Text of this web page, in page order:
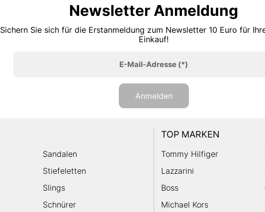
Newsletter Anmeldung
Sichern Sie sich für die Erstanmeldung zum Newsletter 10 Euro für
Einkauf!
E-Mail-Adresse(*)
Anmelden
Sandalen
Stiefeletten
Slings
Schnürer
TOP MARKEN
Tommy Hilfiger
Lazzarini
Boss
Michael Kors